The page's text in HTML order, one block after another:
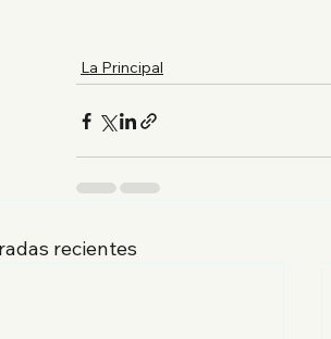
La Principal
recientes